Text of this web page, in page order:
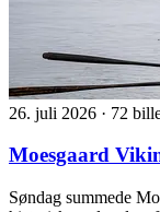
26. juli 2026 · 72
Moesgaard
Søndag summede